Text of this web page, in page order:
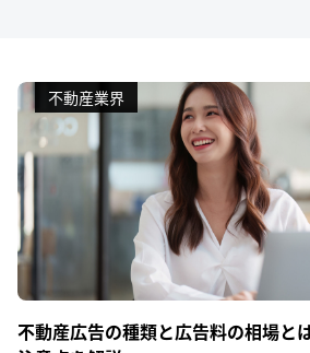
不動産業界
不動産広告の種類と広告料の相場と